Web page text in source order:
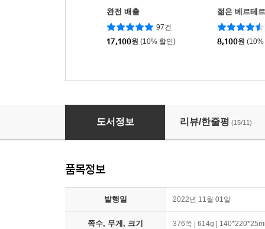
완전 배출
97건
17,100원 (10% 할인)
젊은 베르테
8,100원 (10%
절집 오르는 마음
도서정보 리뷰/한줄평 (15/11)
품목정보
발행일 2022년 11월 01일
쪽수, 무게, 크기 376쪽 | 614g |